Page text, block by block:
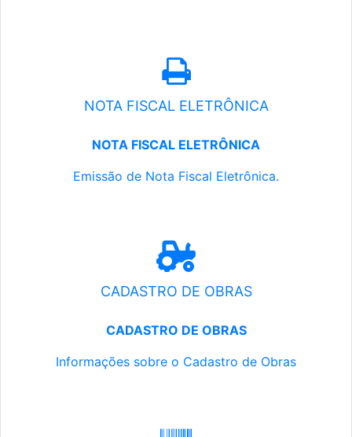
NOTA FISCAL ELETRÔNICA
NOTA FISCAL ELETRÔNICA
Emissão de Nota Fiscal Eletrônica.
CADASTRO DE OBRAS
CADASTRO DE OBRAS
Informações sobre o Cadastro de Obras